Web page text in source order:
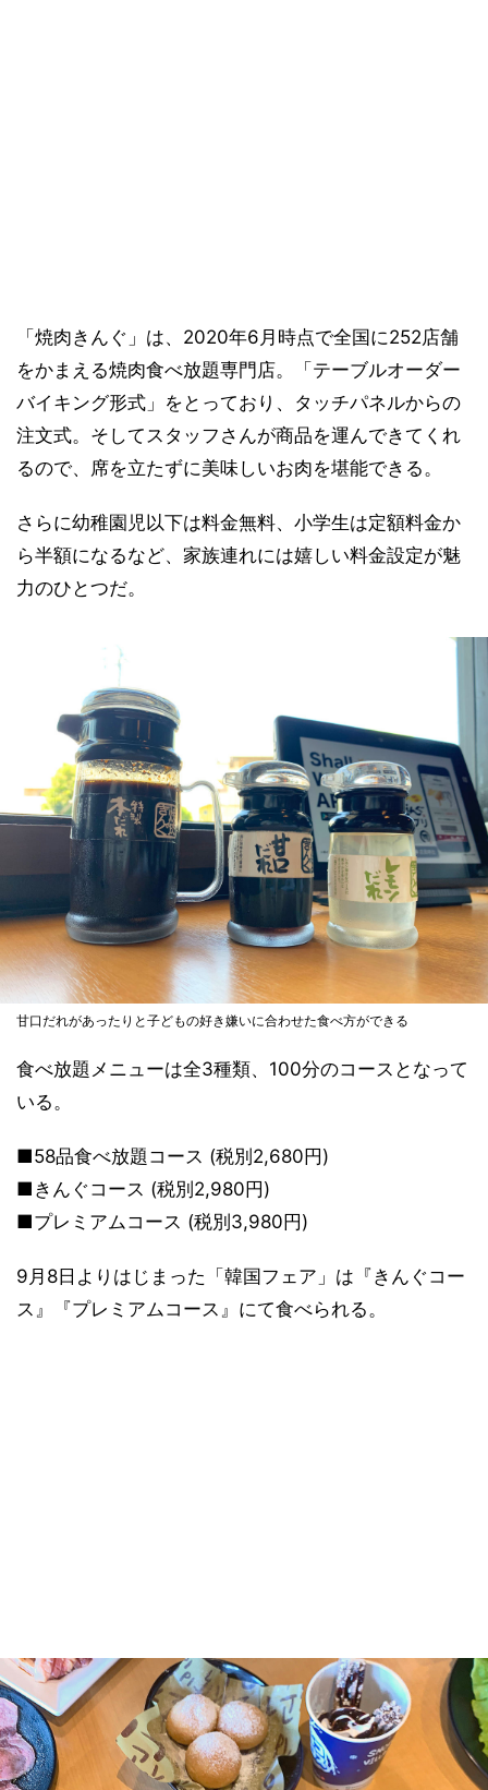
「焼肉きんぐ」は、2020年6月時点で全国に252店舗
をかまえる焼肉食べ放題専門店。「テーブルオーダー
バイキング形式」をとっており、タッチパネルからの
注文式。そしてスタッフさんが商品を運んできてくれ
るので、席を立たずに美味しいお肉を堪能できる。
さらに幼稚園児以下は料金無料、小学生は定額料金か
ら半額になるなど、家族連れには嬉しい料金設定が魅
力のひとつだ。
甘口だれがあったりと子どもの好き嫌いに合わせた食べ方ができる
食べ放題メニューは全3種類、100分のコースとなって
いる。
■58品食べ放題コース (税別2,680円)
■きんぐコース (税別2,980円)
■プレミアムコース (税別3,980円)
9月8日よりはじまった「韓国フェア」は『きんぐコー
ス』『プレミアムコース』にて食べられる。